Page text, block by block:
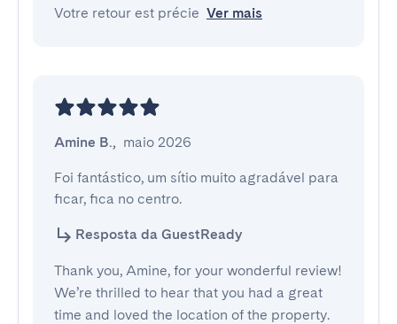
Votre retour est précie Ver mais
Amine B., maio 2026
Foi fantástico, um sítio muito agradável para
ficar, fica no centro.
Resposta da GuestReady
Thank you, Amine, for your wonderful review!
We’re thrilled to hear that you had a great
time and loved the location of the property.